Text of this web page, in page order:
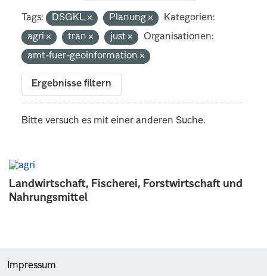
Landwirtschaft, Fischerei, Forstwirtschaft und
Nahrungsmittel
Tags: DSGKL Planung
Kategorien:
agri
tran just
Organisationen:
amt-fuer-geoinformation
Ergebnisse filtern
Bitte versuch es mit einer anderen Suche.
Impressum